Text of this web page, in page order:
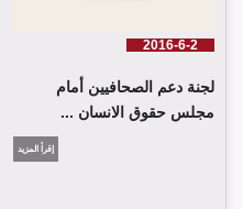
2016-6-2
لجنة دعم الصحافيين أمام
مجلس حقوق الانسان ...
إقرأ المزيد